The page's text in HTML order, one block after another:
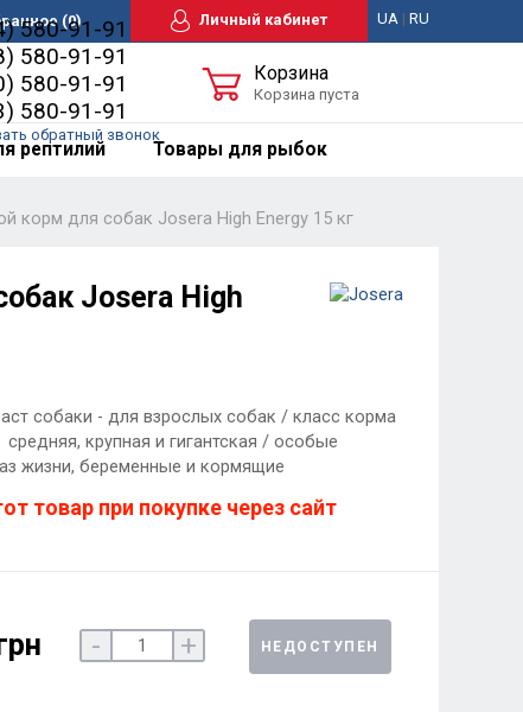
(0) Личный кабинет UA| RU
580-91-91
580-91-91
580-91-91
580-91-91
обратный звонок
Корзина
Корзина пуста
рептилий Товары для рыбок
корм для собак Josera High Energy 15 кг
Josera High
собаки - для взрослых собак / класс корма
крупная и гигантская / особые
жизни, беременные и кормящие
товар при покупке через сайт
- + НЕДОСТУПЕН